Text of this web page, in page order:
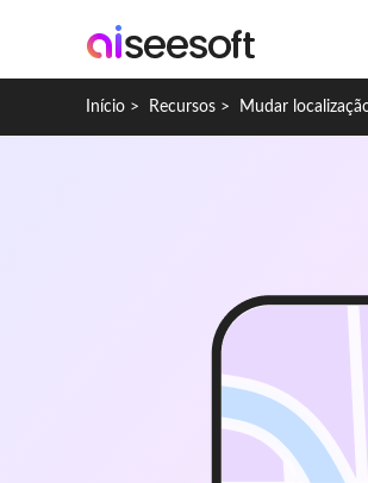
Início > Recursos > Mudar